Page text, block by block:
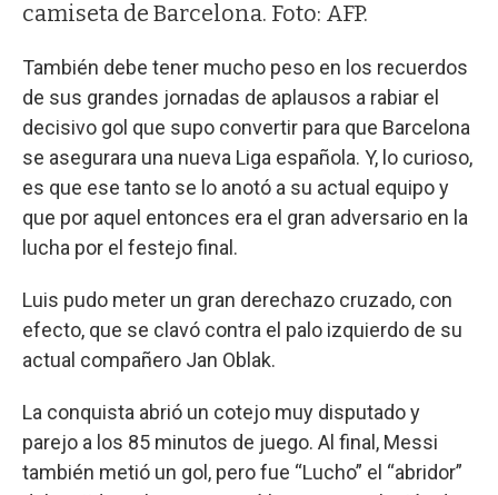
camiseta de Barcelona. Foto: AFP.
También debe tener mucho peso en los recuerdos
de sus grandes jornadas de aplausos a rabiar el
decisivo gol que supo convertir para que Barcelona
se asegurara una nueva Liga española. Y, lo curioso,
es que ese tanto se lo anotó a su actual equipo y
que por aquel entonces era el gran adversario en la
lucha por el festejo final.
Luis pudo meter un gran derechazo cruzado, con
efecto, que se clavó contra el palo izquierdo de su
actual compañero Jan Oblak.
La conquista abrió un cotejo muy disputado y
parejo a los 85 minutos de juego. Al final, Messi
también metió un gol, pero fue “Lucho” el “abridor”